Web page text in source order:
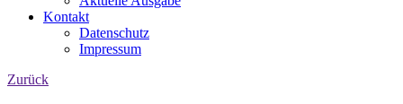
Kontakt
Datenschutz
Impressum
Zurück